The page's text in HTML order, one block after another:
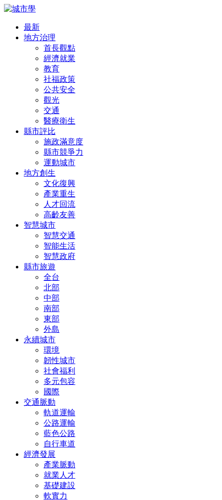
最新
地方治理
首長觀點
經濟就業
教育
社福政策
公共安全
觀光
交通
醫療衛生
縣市評比
施政滿意度
縣市競爭力
運動城市
地方創生
文化復興
產業重生
人才回流
高齡友善
智慧城市
智慧交通
智能生活
智慧政府
縣市旅遊
全台
北部
中部
南部
東部
外島
永續城市
環境
韌性城市
社會福利
多元包容
國際
交通脈動
軌道運輸
公路運輸
藍色公路
自行車道
經濟發展
產業脈動
就業人才
基礎建設
軟實力